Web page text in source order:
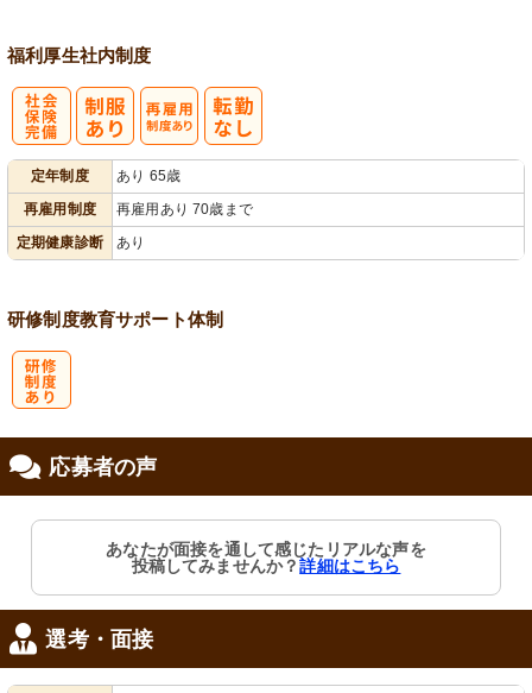
福利厚生社内制度
定年制度
あり 65歳
再雇用制度
再雇用あり 70歳まで
定期健康診断
あり
研修制度教育サポート体制
応募者の声
あなたが面接を通して感じたリアルな声を
投稿してみませんか？詳細はこちら
選考・面接